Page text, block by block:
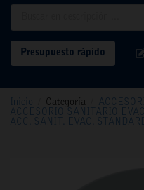
Presupuesto rápido
Inicio Categoría
ACCESORIO SANITARIO
ACC. SANIT. EVAC.